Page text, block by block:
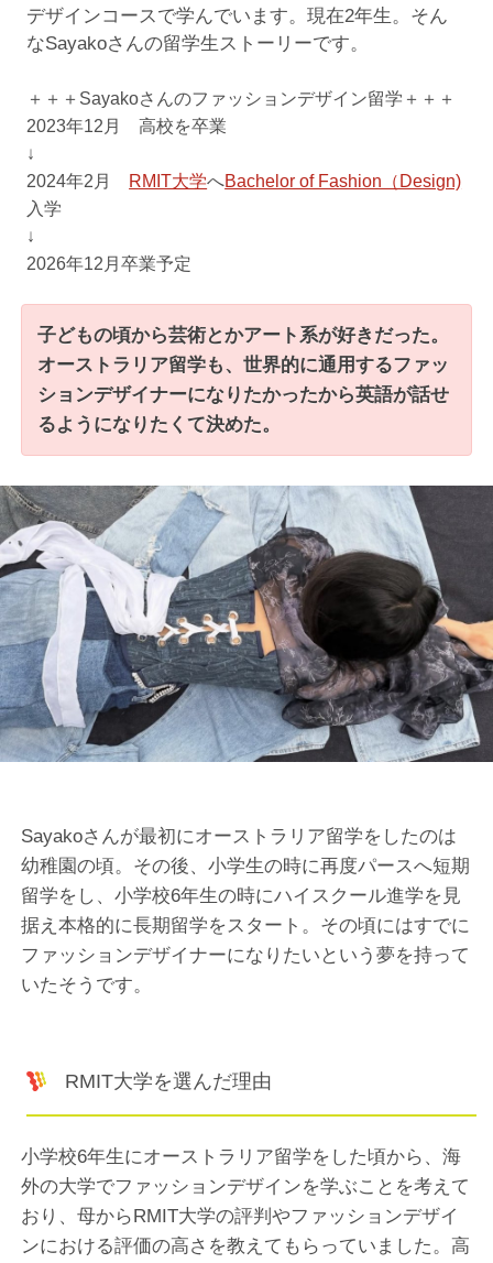
デザインコースで学んでいます。現在2年生。そん
なSayakoさんの留学生ストーリーです。
＋＋＋Sayakoさんのファッションデザイン留学＋＋＋
2023年12月 高校を卒業
↓
2024年2月
RMIT大学へBachelor of Fashion（Design)
入学
↓
2026年12月卒業予定
子どもの頃から芸術とかアート系が好きだった。
オーストラリア留学も、世界的に通用するファッ
ションデザイナーになりたかったから英語が話せ
るようになりたくて決めた。
Sayakoさんが最初にオーストラリア留学をしたのは
幼稚園の頃。その後、小学生の時に再度パースへ短期
留学をし、小学校6年生の時にハイスクール進学を見
据え本格的に長期留学をスタート。その頃にはすでに
ファッションデザイナーになりたいという夢を持って
いたそうです。
RMIT大学を選んだ理由
小学校6年生にオーストラリア留学をした頃から、海
外の大学でファッションデザインを学ぶことを考えて
おり、母からRMIT大学の評判やファッションデザイ
ンにおける評価の高さを教えてもらっていました。高